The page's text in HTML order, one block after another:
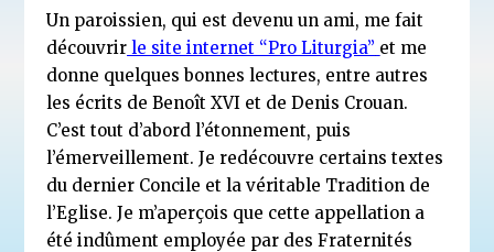
Un paroissien, qui est devenu un ami, me fait
découvrir le site internet “Pro Liturgia” et me
donne quelques bonnes lectures, entre autres
les écrits de Benoît XVI et de Denis Crouan.
C’est tout d’abord l’étonnement, puis
l’émerveillement. Je redécouvre certains textes
du dernier Concile et la véritable Tradition de
l’Eglise. Je m’aperçois que cette appellation a
été indûment employée par des Fraternités